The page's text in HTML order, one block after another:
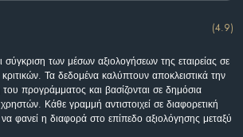
(4.9)
των μέσων αξιολογήσεων της εταιρείας σε
Τα δεδομένα καλύπτουν αποκλειστικά την
προγράμματος και βασίζονται σε δημόσια
χρηστών. Κάθε γραμμή αντιστοιχεί σε διαφορετική
φανεί η διαφορά στο επίπεδο αξιολόγησης μεταξύ